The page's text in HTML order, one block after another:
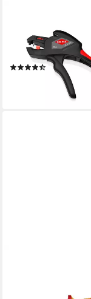
180 ComStrip
Abisolierzange 165
(2)
lieferbar - in 2-3